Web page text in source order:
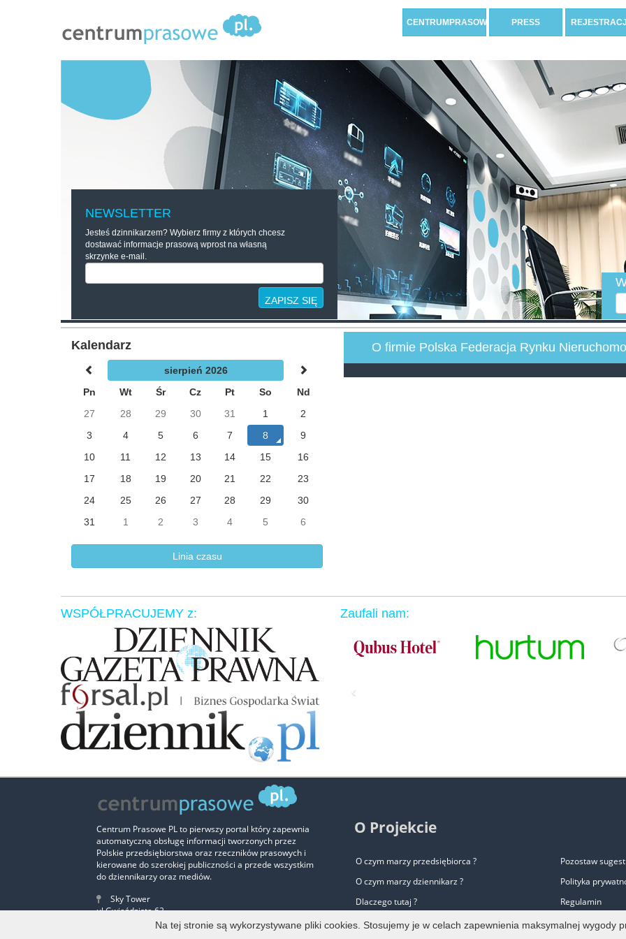
CENTRUMPRASOWE PRESS
NEWSLETTER
Jesteś dzinnikarzem? Wybierz firmy z których chcesz
dostawać informacje prasową wprost na własną
skrzynke e-mail.
ZAPISZ SIĘ
Kalendarz
sierpień 2026
Pn
Wt Śr Cz Pt So
Nd
27
28 29 30 31 1
2
3
4 5 6 7 8
9
10
11 12 13 14 15
16
17
18 19 20 21 22
23
24
25 26 27 28 29
30
31
1 2 3 4 5 6
Linia czasu
O firmie Polska Federacja Rynku
WSPÓŁPRACUJEMY z: Zaufali nam:
‹
Centrum Prasowe PL to pierwszy portal który zapewnia
automatyczną obsługę informacji tworzonych przez
Polskie przedsiębiorstwa oraz rzeczników prasowych i
kierowane do szerokiej publiczności a przede wszystkim
do dziennikarzy oraz mediów.
Sky Tower
ul.Gwiaździsta 62
Piętro 12, lokal nr 2
O Projekcie
O czym marzy przedsiębiorca ?
O czym marzy dziennikarz ?
Dlaczego tutaj ?
Zalety biura prasowego
Pozostaw
Polityka
Regulamin
Pomoc
Na tej stronie są wykorzystywane pliki cookies. Stosujemy je w celach zapewnienia maksymalnej wygody